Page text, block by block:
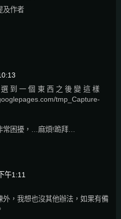
及作者
到一個東西之後變這樣
tmp_Capture-
常困擾，…麻煩!跪拜…
午1:11
外，我想也沒其他辦法，如果有備